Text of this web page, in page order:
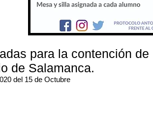
para la contención de
de Salamanca.
del 15 de Octubre